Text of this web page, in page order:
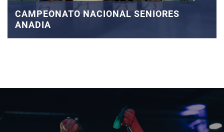
CAMPEONATO NACIONAL SENIORES
ANADIA